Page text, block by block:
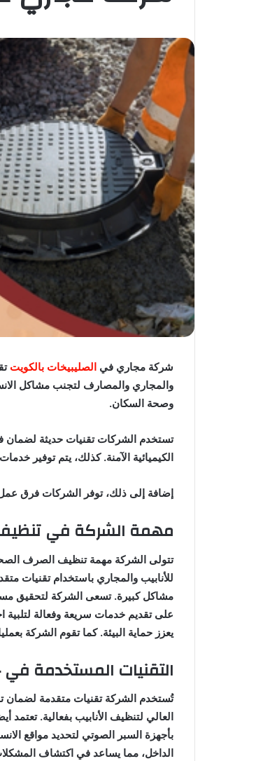
شركة مجاري في الصليبيخات بالكويت
والمجاري والمصارف لتجنب مشاكل
وصحة السكان.
تستخدم الشركات تقنيات حديثة لضمان
الكيميائية الآمنة. كذلك، يتم توفير
إضافة إلى ذلك، توفر الشركات فرق
مهمة الشركة في
تتولى الشركة مهمة تنظيف الصرف
للأنابيب والمجاري باستخدام تقنيات
مشاكل كبيرة. تسعى الشركة لتحقيق
على تقديم خدمات سريعة وفعالة لتلبية
يعزز حماية البيئة. كما تقوم الشركة
التقنيات المستخدمة
تُستخدم الشركة تقنيات متقدمة
العالي لتنظيف الأنابيب بفعالية.
بأجهزة السبر الصوتي لتحديد مواقع
الداخل، مما يساعد في اكتشاف